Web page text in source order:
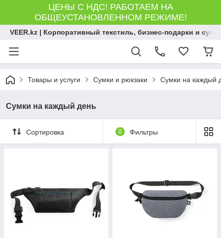
ЦЕНЫ С НДС! РАБОТАЕМ НА
ОБЩЕУСТАНОВЛЕННОМ РЕЖИМЕ!
VEER.kz | Корпоративный текстиль, бизнес-подарки и
Товары и услуги Сумки и рюкзаки Сумки на каждый
Сумки на каждый день
Сортировка 0 Фильтры